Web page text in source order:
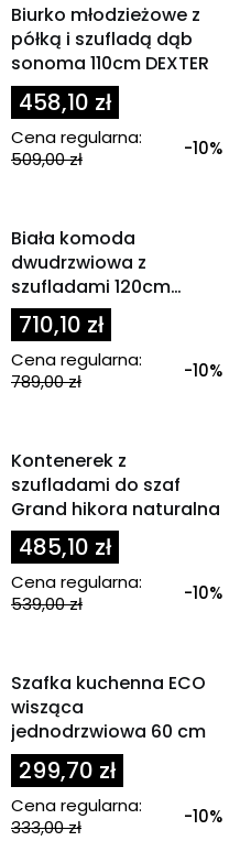
Biurko młodzieżowe z
półką i szufladą dąb
sonoma 110cm DEXTER
458,10 zł
Cena regularna:
509,00 zł
-10%
Powiadom mnie o
Biała komoda
dwudrzwiowa z
szufladami 120cm
DEXTER
710,10 zł
Cena regularna:
789,00 zł
-10%
Kontenerek z
szufladami do szaf
Grand hikora naturalna
485,10 zł
Cena regularna:
539,00 zł
-10%
Szafka kuchenna ECO
wisząca
jednodrzwiowa 60 cm
299,70 zł
Cena regularna:
333,00 zł
-10%